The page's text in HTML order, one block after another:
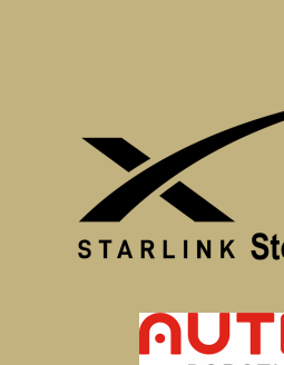
3. Автомобильное зарядное
мощностью 65 Вт:
автомобильное зарядное
65 Вт может заряжать
автомобиле. Он
выходную мощность в 65 Вт
порта (USB-C и USB-A) для
поддерживает протоколы
вашего смартфона, ноутбука